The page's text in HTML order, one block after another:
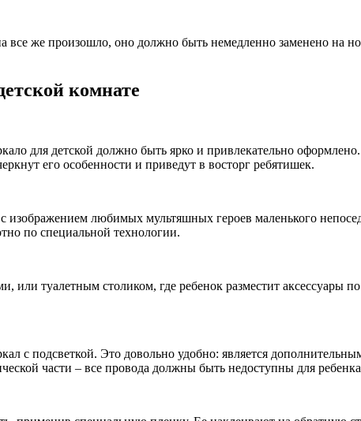
все же произошло, оно должно быть немедленно заменено на
комнате
для детской должно быть ярко и привлекательно
его особенности и приведут в восторг ребятишек.
изображением любимых мультяшных героев маленького
по специальной технологии.
или туалетным столиком, где ребенок разместит аксессуары
с подсветкой. Это довольно удобно: является
части – все провода должны быть недоступны для